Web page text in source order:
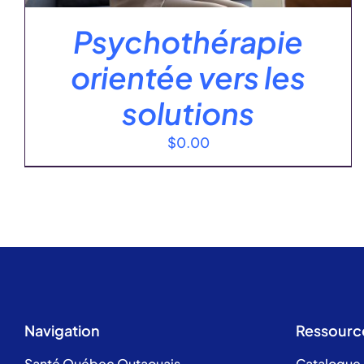
Psychothérapie
orientée vers les
solutions
$0.00
Navigation